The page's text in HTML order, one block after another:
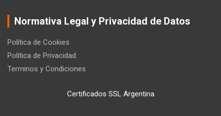
Normativa Legal y Privacidad de Datos
Política de Cookies
Política de Privacidad
Terminos y Condiciones
Certificados SSL Argentina